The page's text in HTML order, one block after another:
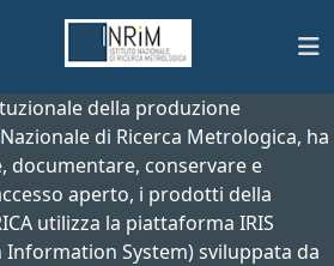
della produzione
di Ricerca Metrologica, ha
documentare, conservare e
aperto, i prodotti della
utilizza la piattaforma IRIS
System) sviluppata da